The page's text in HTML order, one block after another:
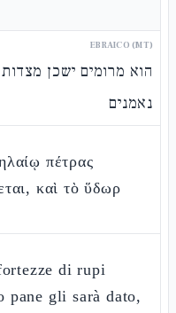
EBRAICO (MT)
הוא מרומים ישכן
נאמנים
πέτρας
καὶ τὸ ὕδωρ
di rupi
gli sarà dato,